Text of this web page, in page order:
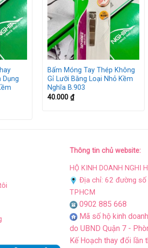
Dụng
Bấm Móng Tay Thép Không
Gỉ Lưỡi Bằng Loại Nhỏ Kềm
Nghĩa B.903
40.000 ₫
Thông tin chủ website:
HỘ KINH DOANH NGHI
Địa chỉ: 62 đường
TPHCM
0902 885 668
Mã số hộ kinh
do UBND Quận 7 -
Kế Hoạch thay đổi lần